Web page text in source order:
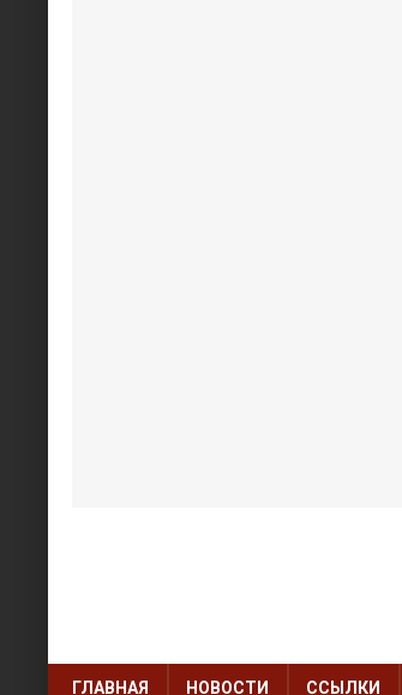
ГЛАВНАЯ НОВОСТИ ССЫЛКИ